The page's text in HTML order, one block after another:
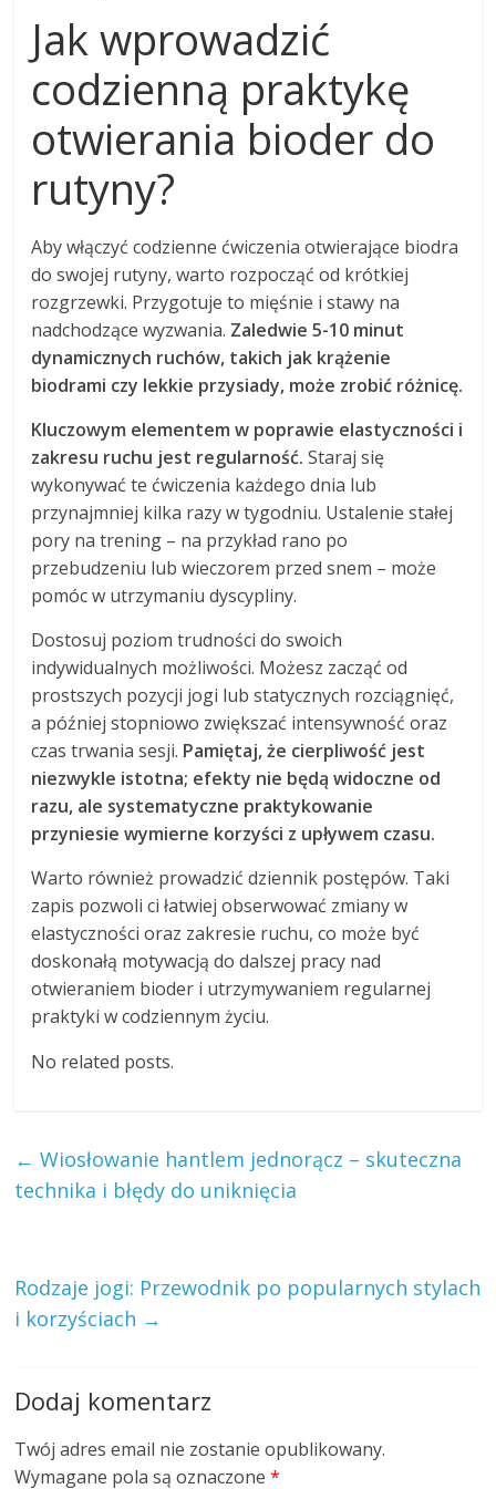
Jak wprowadzić
codzienną praktykę
otwierania bioder do
rutyny?
Aby włączyć codzienne ćwiczenia otwierające biodra
do swojej rutyny, warto rozpocząć od krótkiej
rozgrzewki. Przygotuje to mięśnie i stawy na
nadchodzące wyzwania. Zaledwie 5-10 minut
dynamicznych ruchów, takich jak krążenie
biodrami czy lekkie przysiady, może zrobić różnicę.
Kluczowym elementem w poprawie elastyczności i
zakresu ruchu jest regularność. Staraj się
wykonywać te ćwiczenia każdego dnia lub
przynajmniej kilka razy w tygodniu. Ustalenie stałej
pory na trening – na przykład rano po
przebudzeniu lub wieczorem przed snem – może
pomóc w utrzymaniu dyscypliny.
Dostosuj poziom trudności do swoich
indywidualnych możliwości. Możesz zacząć od
prostszych pozycji jogi lub statycznych rozciągnięć,
a później stopniowo zwiększać intensywność oraz
czas trwania sesji. Pamiętaj, że cierpliwość jest
niezwykle istotna; efekty nie będą widoczne od
razu, ale systematyczne praktykowanie
przyniesie wymierne korzyści z upływem czasu.
Warto również prowadzić dziennik postępów. Taki
zapis pozwoli ci łatwiej obserwować zmiany w
elastyczności oraz zakresie ruchu, co może być
doskonałą motywacją do dalszej pracy nad
otwieraniem bioder i utrzymywaniem regularnej
praktyki w codziennym życiu.
No related posts.
← Wiosłowanie hantlem jednorącz – skuteczna
technika i błędy do uniknięcia
Rodzaje jogi: Przewodnik po popularnych stylach
i korzyściach →
Dodaj komentarz
Twój adres email nie zostanie opublikowany.
Wymagane pola są oznaczone*